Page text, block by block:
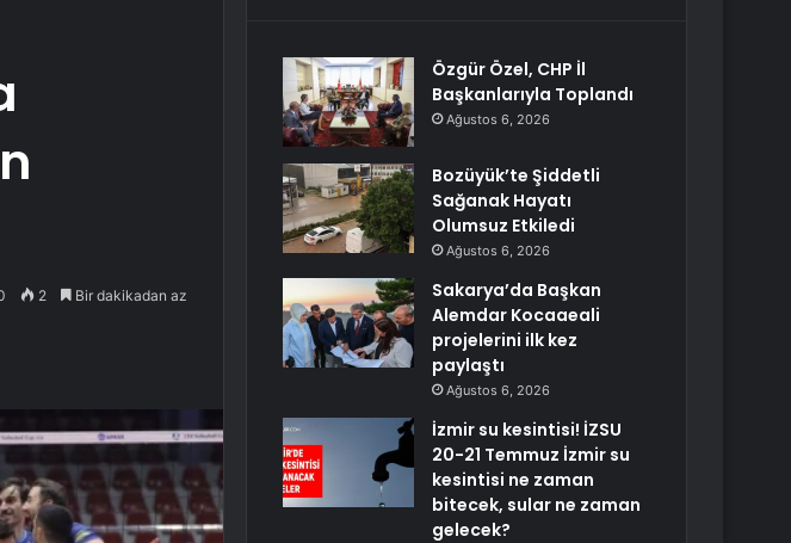
2 Bir dakikadan az
Özgür Özel, CHP İl
Başkanlarıyla Toplandı
Ağustos 6, 2026
Bozüyük’te Şiddetli
Sağanak Hayatı
Olumsuz Etkiledi
Ağustos 6, 2026
Sakarya’da Başkan
Alemdar Kocaaeali
projelerini ilk kez
paylaştı
Ağustos 6, 2026
İzmir su kesintisi! İZSU
20-21 Temmuz İzmir su
kesintisi ne zaman
bitecek, sular ne zaman
gelecek?